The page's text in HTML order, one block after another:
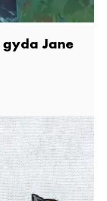
Jane